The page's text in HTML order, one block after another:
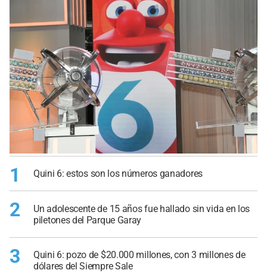
1 Quini 6: estos son los números ganadores
2
Un adolescente de 15 años fue hallado sin vida en los
piletones del Parque Garay
3
Quini 6: pozo de $20.000 millones, con 3 millones de
dólares del Siempre Sale